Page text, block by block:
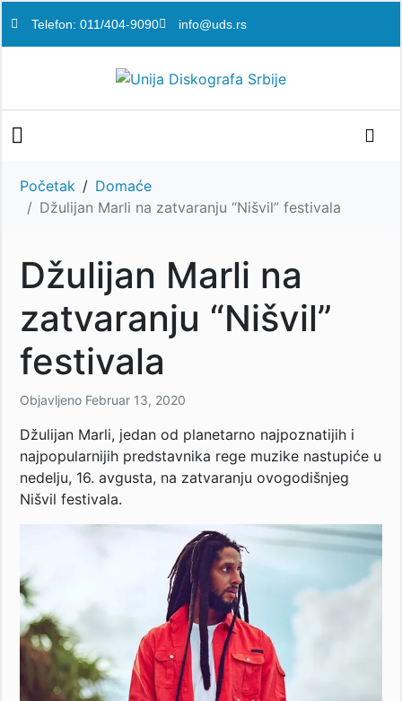
Telefon: 011/404-9090 info@uds.rs
Početak
Domaće
Džulijan Marli na zatvaranju “Nišvil” festivala
Džulijan Marli na
zatvaranju “Nišvil”
festivala
Objavljeno Februar 13, 2020
Džulijan Marli, jedan od planetarno najpoznatijih i
najpopularnijih predstavnika rege muzike nastupiće u
nedelju, 16. avgusta, na zatvaranju ovogodišnjeg
Nišvil festivala.